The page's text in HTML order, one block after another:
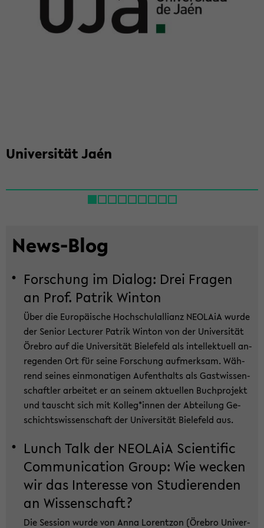
Uni­ver­si­tät Jaén
News-​Blog
For­schung im Dia­log: Drei Fra­gen
an Prof. Pa­trik Win­ton
Über die Eu­ro­päi­sche Hoch­schul­al­li­anz NEO­LA­iA wurde
der Se­ni­or Lec­tu­rer Pa­trik Win­ton von der Uni­ver­si­tät
Öre­bro auf die Uni­ver­si­tät Bie­le­feld als in­tel­lek­tu­ell an­
re­gen­den Ort für seine For­schung auf­merk­sam. Wäh­
rend sei­nes ein­mo­na­ti­gen Auf­ent­halts als Gast­wis­sen­
schaft­ler ar­bei­tet er an sei­nem ak­tu­el­len Buch­pro­jekt
und tauscht sich mit Kol­leg*innen der Ab­tei­lung Ge­
schichts­wis­sen­schaft der Uni­ver­si­tät Bie­le­feld aus.
Lunch Talk der NEO­LA­iA Sci­en­ti­fic
Com­mu­ni­ca­ti­on Group: Wie we­cken
wir das In­ter­es­se von Stu­die­ren­den
an Wis­sen­schaft?
Die Ses­si­on wurde von Anna Lo­rent­zon (Öre­bro Uni­ver­